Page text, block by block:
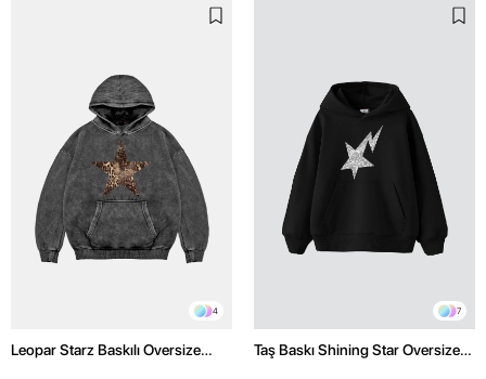
4
Leopar Starz Baskılı Oversize
7
Taş Baskı Shining Star Oversize